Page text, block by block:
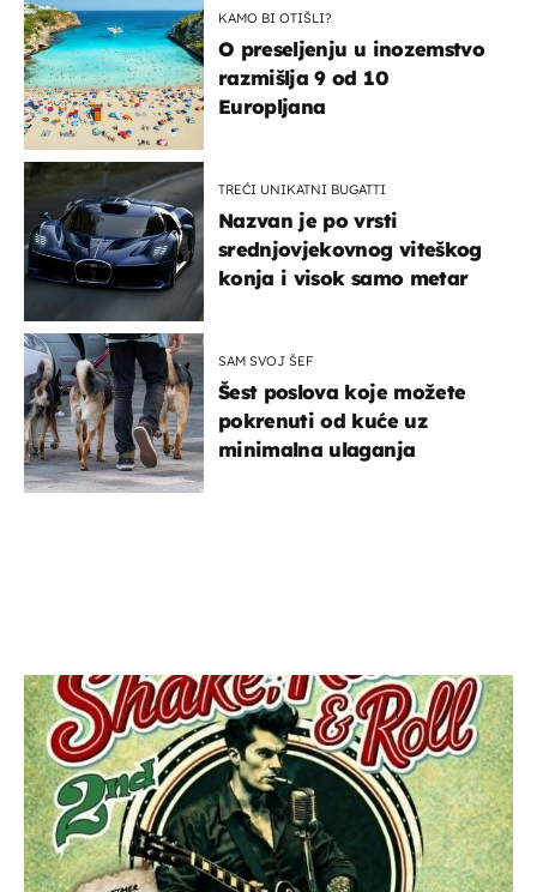
KAMO BI OTIŠLI?
O preseljenju u inozemstvo
razmišlja 9 od 10
Europljana
TREĆI UNIKATNI BUGATTI
Nazvan je po vrsti
srednjovjekovnog viteškog
konja i visok samo metar
SAM SVOJ ŠEF
Šest poslova koje možete
pokrenuti od kuće uz
minimalna ulaganja